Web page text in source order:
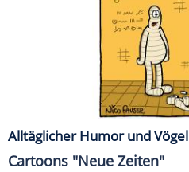
Alltäglicher Humor und Vögel
Cartoons "Neue Zeiten"